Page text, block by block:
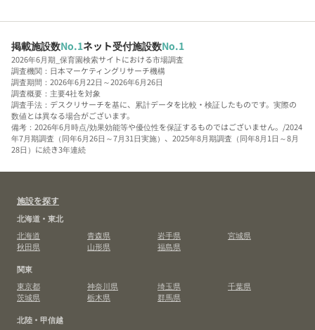
掲載施設数No.1ネット受付施設数No.1
2026年6月期_保育園検索サイトにおける市場調査
調査機関：日本マーケティングリサーチ機構
調査期間：2026年6月22日～2026年6月26日
調査概要：主要4社を対象
調査手法：デスクリサーチを基に、累計データを比較・検証したものです。実際の
数値とは異なる場合がございます。
備考：2026年6月時点/効果効能等や優位性を保証するものではございません。/2024
年7月期調査（同年6月26日～7月31日実施）、2025年8月期調査（同年8月1日～8月
28日）に続き3年連続
施設を探す
北海道・東北
北海道
青森県 岩手県
宮城県
秋田県
山形県
福島県
関東
東京都
神奈川県 埼玉県
千葉県
茨城県
栃木県
群馬県
北陸・甲信越